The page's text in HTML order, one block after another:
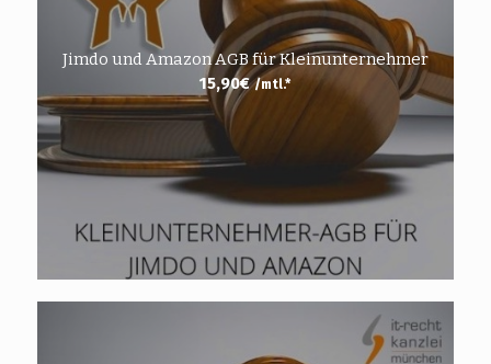
Jimdo und Amazon AGB für Kleinunternehmer
15,90€ /mtl.*